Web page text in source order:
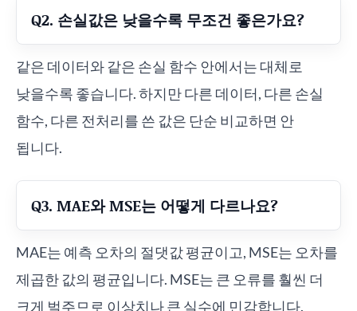
Q2. 손실값은 낮을수록 무조건 좋은가요?
같은 데이터와 같은 손실 함수 안에서는 대체로
낮을수록 좋습니다. 하지만 다른 데이터, 다른 손실
함수, 다른 전처리를 쓴 값은 단순 비교하면 안
됩니다.
Q3. MAE와 MSE는 어떻게 다르나요?
MAE는 예측 오차의 절댓값 평균이고, MSE는 오차를
제곱한 값의 평균입니다. MSE는 큰 오류를 훨씬 더
크게 벌주므로 이상치나 큰 실수에 민감합니다.